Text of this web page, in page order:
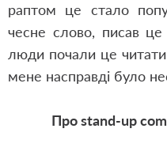
раптом це стало
чесне слово, писав
люди почали це
мене насправді було
Про stand-up